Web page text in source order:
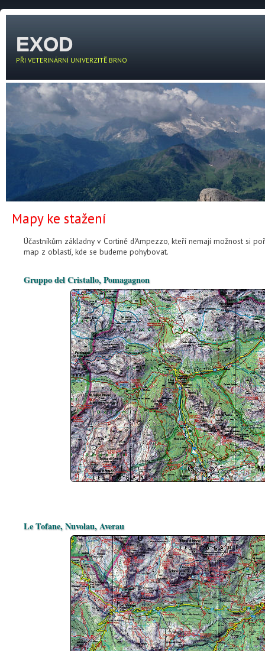
EXOD
PŘI VETERINÁRNÍ UNIVERZITĚ BRNO
Mapy ke stažení
Účastníkům základny v Cortině d'Ampezzo, kteří nemají možnost si
map z oblastí, kde se budeme pohybovat.
Gruppo del Cristallo, Pomagagnon
Le Tofane, Nuvolau, Averau